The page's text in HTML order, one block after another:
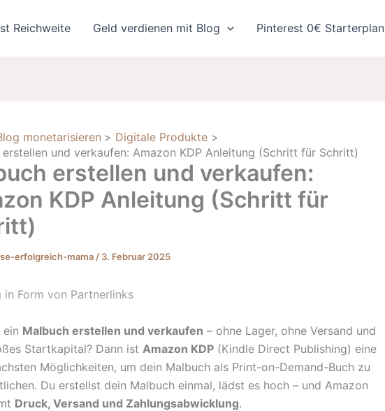
Reichweite Geld verdienen mit Blog Pinterest 0€ Starterplan
monetarisieren
Digitale Produkte
erstellen und verkaufen: Amazon KDP Anleitung (Schritt für Schritt)
erstellen und verkaufen:
KDP Anleitung (Schritt für
erfolgreich-mama / 3. Februar 2025
in Form von Partnerlinks
Malbuch erstellen und verkaufen – ohne Lager, ohne Versand und
Startkapital? Dann ist Amazon KDP (Kindle Direct Publishing) eine
Möglichkeiten, um dein Malbuch als Print-on-Demand-Buch zu
Du erstellst dein Malbuch einmal, lädst es hoch – und Amazon
Druck, Versand und Zahlungsabwicklung.